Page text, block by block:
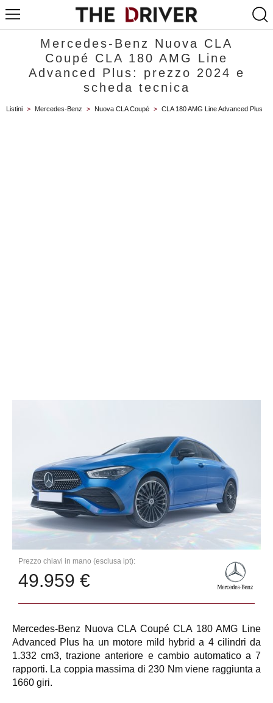
Mercedes-Benz Nuova CLA
Coupé CLA 180 AMG Line
Advanced Plus: prezzo 2024 e
scheda tecnica
Listini > Mercedes-Benz > Nuova CLA Coupé > CLA 180 AMG Line Advanced Plus
Prezzo chiavi in mano (esclusa ipt):
49.959 €
Mercedes-Benz Nuova CLA Coupé CLA 180 AMG Line
Advanced Plus ha un motore mild hybrid a 4 cilindri da
1.332 cm3, trazione anteriore e cambio automatico a 7
rapporti. La coppia massima di 230 Nm viene raggiunta a
1660 giri.